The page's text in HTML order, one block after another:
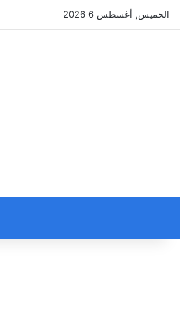
الخميس, أغسطس 6 2026